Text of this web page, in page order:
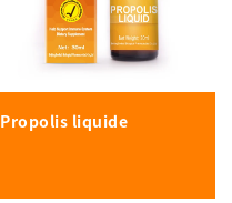
Propolis liquide